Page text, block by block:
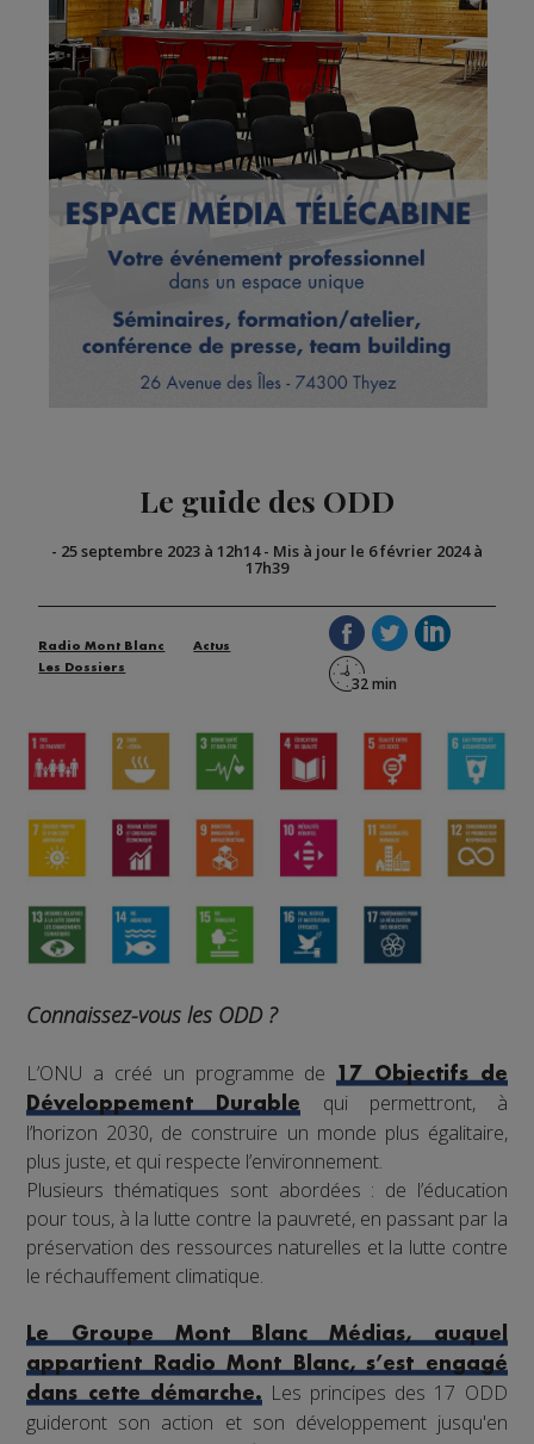
Le guide des ODD
- 25 septembre 2023 à 12h14- Mis à jour le 6 février 2024 à
17h39
Radio Mont Blanc
Actus
Les Dossiers
Connaissez-vous les ODD ?
L’ONU a créé un programme de17 Objectifs de
Développement Durable
qui permettront, à
l’horizon 2030, de construire un monde plus égalitaire,
plus juste, et qui respecte l’environnement.
Plusieurs thématiques sont abordées : de l’éducation
pour tous, à la lutte contre la pauvreté, en passant par la
préservation des ressources naturelles et la lutte contre
le réchauffement climatique.
Le Groupe Mont Blanc Médias, auquel
appartient Radio Mont Blanc, s’est engagé
dans cette démarche.Les principes des 17 ODD
guideront son action et son développement jusqu'en